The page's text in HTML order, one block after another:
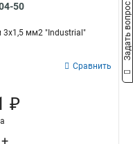
50
3х1,5 мм2 "Industrial"
Сравнить
₽
+
Задать вопрос